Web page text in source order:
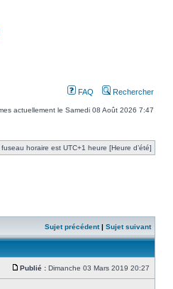
FAQ Rechercher
actuellement le Samedi 08 Août 2026 7:47
horaire est UTC+1 heure [Heure d’été]
Sujet précédent| Sujet suivant
Publié : Dimanche 03 Mars 2019 20:27